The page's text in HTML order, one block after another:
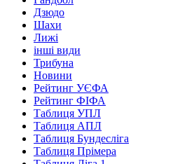
Дзюдо
Шахи
Лижі
інші види
Трибуна
Новини
Рейтинг УЄФА
Рейтинг ФІФА
Таблиця УПЛ
Таблиця АПЛ
Таблиця Бундесліга
Таблиця Прімера